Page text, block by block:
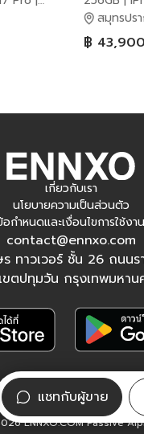
| Apple
สมุทรปรา
฿ 43,900
แชทกับผู้ขาย
เกี่ยวกับเรา
นโยบายความเป็นส่วนตัว
อกำหนดและเงื่อนไขการใช้งาน
contact@ennxo.com
ร ทาวเวอร์ ชั้น 26 ถนนร
ตปทุมวัน กรุงเทพมหาน
ติดตามเรา
Facebook
Instagram
Tiktok
YouTube
ENNXO.COM Passive